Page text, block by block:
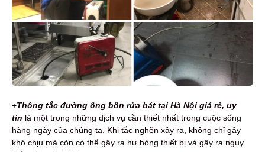
+Thông tắc đường ống bồn rửa bát tại Hà Nội giá rẻ, uy
tín là một trong những dịch vụ cần thiết nhất trong cuộc sống
hàng ngày của chúng ta. Khi tắc nghẽn xảy ra, không chỉ gây
khó chịu mà còn có thể gây ra hư hỏng thiết bị và gây ra nguy